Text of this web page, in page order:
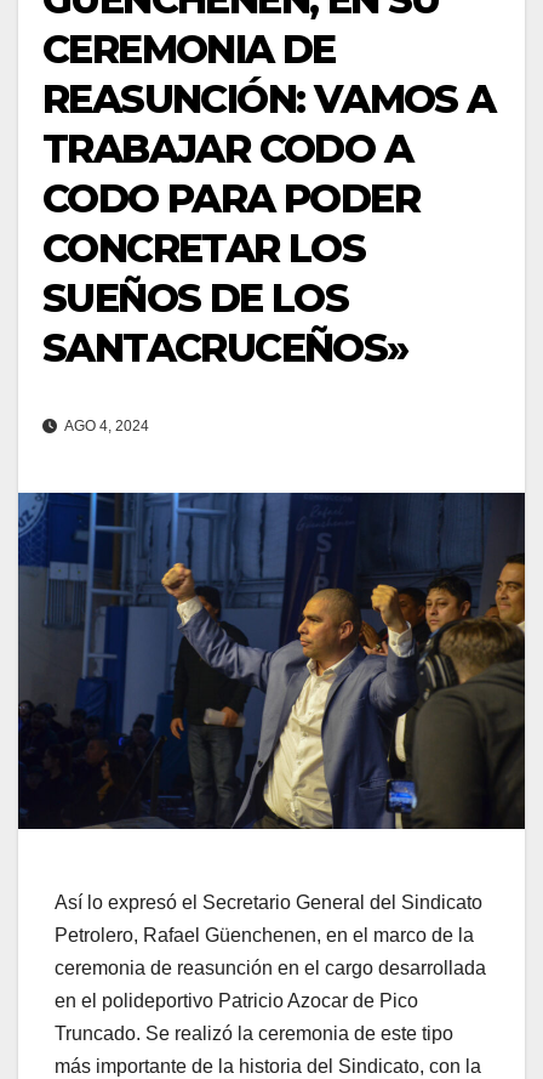
CEREMONIA DE
REASUNCIÓN: VAMOS A
TRABAJAR CODO A
CODO PARA PODER
CONCRETAR LOS
SUEÑOS DE LOS
SANTACRUCEÑOS»
AGO 4, 2024
Así lo expresó el Secretario General del Sindicato
Petrolero, Rafael Güenchenen, en el marco de la
ceremonia de reasunción en el cargo desarrollada
en el polideportivo Patricio Azocar de Pico
Truncado. Se realizó la ceremonia de este tipo
más importante de la historia del Sindicato, con la